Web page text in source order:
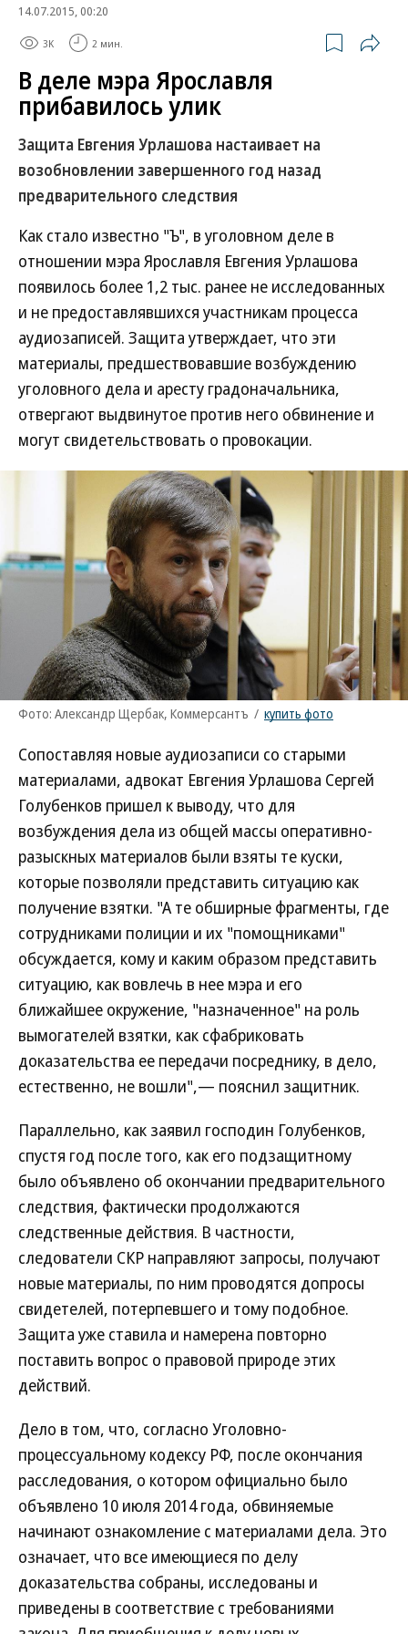
14.07.2015, 00:20
3K 2 мин.
В деле мэра Ярославля
прибавилось улик
Защита Евгения Урлашова настаивает на
возобновлении завершенного год назад
предварительного следствия
Как стало известно "Ъ", в уголовном деле в
отношении мэра Ярославля Евгения Урлашова
появилось более 1,2 тыс. ранее не исследованных
и не предоставлявшихся участникам процесса
аудиозаписей. Защита утверждает, что эти
материалы, предшествовавшие возбуждению
уголовного дела и аресту градоначальника,
отвергают выдвинутое против него обвинение и
могут свидетельствовать о провокации.
Фото: Александр Щербак, Коммерсантъ / купить фото
Сопоставляя новые аудиозаписи со старыми
материалами, адвокат Евгения Урлашова Сергей
Голубенков пришел к выводу, что для
возбуждения дела из общей массы оперативно-
разыскных материалов были взяты те куски,
которые позволяли представить ситуацию как
получение взятки. "А те обширные фрагменты, где
сотрудниками полиции и их "помощниками"
обсуждается, кому и каким образом представить
ситуацию, как вовлечь в нее мэра и его
ближайшее окружение, "назначенное" на роль
вымогателей взятки, как сфабриковать
доказательства ее передачи посреднику, в дело,
естественно, не вошли",— пояснил защитник.
Параллельно, как заявил господин Голубенков,
спустя год после того, как его подзащитному
было объявлено об окончании предварительного
следствия, фактически продолжаются
следственные действия. В частности,
следователи СКР направляют запросы, получают
новые материалы, по ним проводятся допросы
свидетелей, потерпевшего и тому подобное.
Защита уже ставила и намерена повторно
поставить вопрос о правовой природе этих
действий.
Дело в том, что, согласно Уголовно-
процессуальному кодексу РФ, после окончания
расследования, о котором официально было
объявлено 10 июля 2014 года, обвиняемые
начинают ознакомление с материалами дела. Это
означает, что все имеющиеся по делу
доказательства собраны, исследованы и
приведены в соответствие с требованиями